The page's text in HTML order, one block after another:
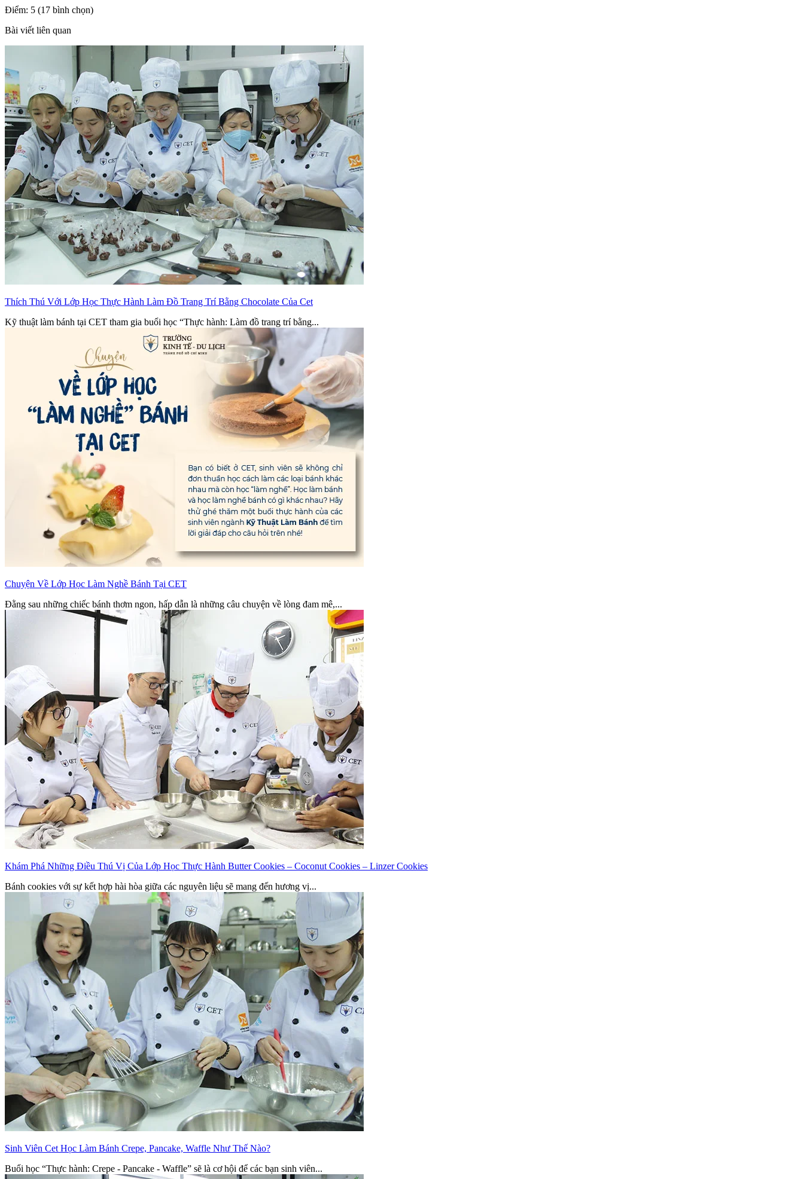
Điểm: 5 (17 bình chọn)
Bài viết liên quan
Thích Thú Với Lớp Học Thực Hành Làm Đồ Trang Trí Bằng Chocolate Của Cet
Kỹ thuật làm bánh tại CET tham gia buổi học “Thực hành: Làm đồ trang trí bằng...
Chuyện Về Lớp Học Làm Nghề Bánh Tại CET
Đằng sau những chiếc bánh thơm ngon, hấp dẫn là những câu chuyện về lòng đam mê,...
Khám Phá Những Điều Thú Vị Của Lớp Học Thực Hành Butter Cookies – Coconut Cookies – Linzer Cookies
Bánh cookies với sự kết hợp hài hòa giữa các nguyên liệu sẽ mang đến hương vị...
Sinh Viên Cet Học Làm Bánh Crepe, Pancake, Waffle Như Thế Nào?
Buổi học “Thực hành: Crepe - Pancake - Waffle” sẽ là cơ hội để các bạn sinh viên...